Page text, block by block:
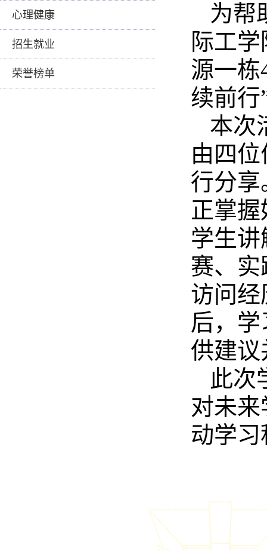
心理健康
招生就业
荣誉榜单
为帮
际工
源一栋
续前行
本次
由四
行分
正掌
学生
赛、
访问
后，
供建
此次
对未
动学